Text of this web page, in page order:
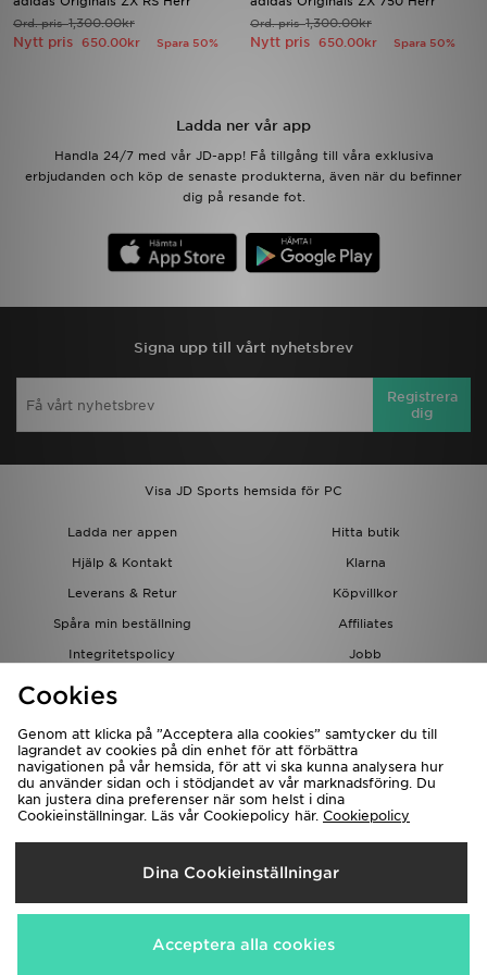
Ord. pris1,300.00kr
Nytt pris 650.00kr Spara 50%
Ord. pris1,300.00kr
Nytt pris 650.00kr Spara 50%
Ladda ner vår app
Handla 24/7 med vår JD-app! Få tillgång till våra exklusiva
erbjudanden och köp de senaste produkterna, även när du befinner
dig på resande fot.
Signa upp till vårt nyhetsbrev
Registrera
dig
Visa JD Sports hemsida för PC
Ladda ner appen
Hitta butik
Hjälp & Kontakt
Klarna
Leverans & Retur
Köpvillkor
Spåra min beställning
Affiliates
Integritetspolicy
Jobb
JD-bloggen
Levererar Till
Sverige
Vi accepterar följande betalningssätt
Ladda ner appen
Mina meddelanden
Cookies
Genom att klicka på ”Acceptera alla cookies” samtycker du till
lagrandet av cookies på din enhet för att förbättra
navigationen på vår hemsida, för att vi ska kunna analysera hur
du använder sidan och i stödjandet av vår marknadsföring. Du
kan justera dina preferenser när som helst i dina
Cookieinställningar. Läs vår Cookiepolicy här. Cookiepolicy
Dina Cookieinställningar
Acceptera alla cookies